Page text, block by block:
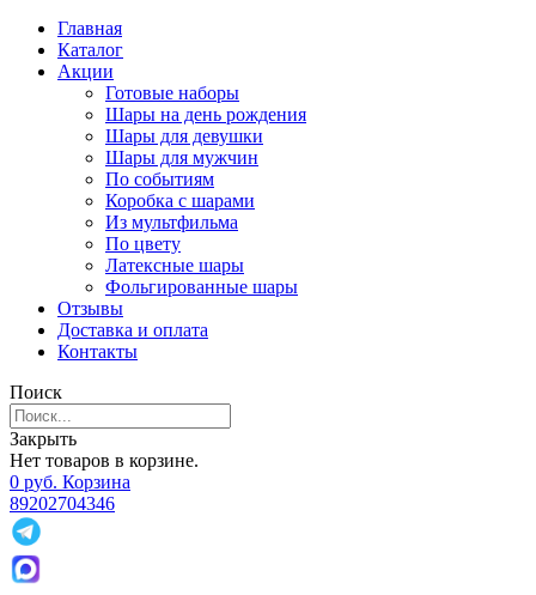
Главная
Каталог
Акции
Готовые наборы
Шары на день рождения
Шары для девушки
Шары для мужчин
По событиям
Коробка с шарами
Из мультфильма
По цвету
Латексные шары
Фольгированные шары
Отзывы
Доставка и оплата
Контакты
Поиск
Закрыть
Нет товаров в корзине.
0 руб. Корзина
89202704346